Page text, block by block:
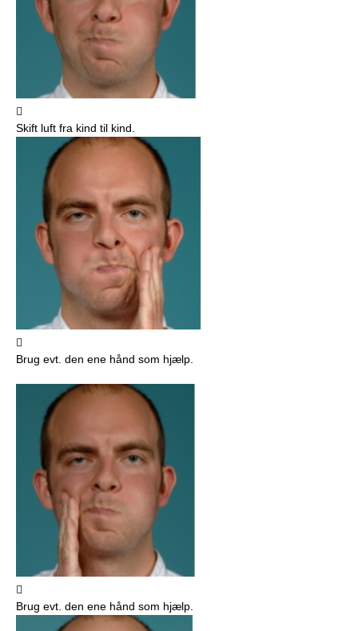

Skift luft fra kind til kind.

Brug evt. den ene hånd som hjælp.

Brug evt. den ene hånd som hjælp.